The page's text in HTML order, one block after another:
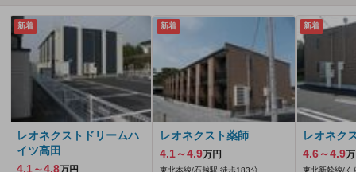
新着
レオネクストドリームハ
イツ高田
4.1～4.8万円
新着
レオネクスト薬師
4.1～4.9万円
東北本線/石越駅 徒歩183分
新着
レオネク
4.6～4.9
東北新幹線/く